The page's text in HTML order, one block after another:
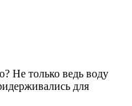
Не только ведь воду
для